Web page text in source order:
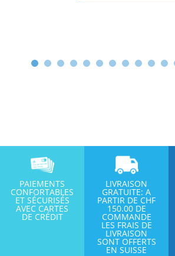
PAIEMENTS
CONFORTABLES
ET SÉCURISÉS
AVEC CARTES
DE CRÉDIT
LIVRAISON
GRATUITE: A
PARTIR DE CHF
150.00 DE
COMMANDE
LES FRAIS DE
LIVRAISON
SONT OFFERTS
EN SUISSE